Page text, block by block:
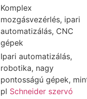
Komplex
mozgásvezérlés, ipari
automatizálás, CNC
gépek
Ipari automatizálás,
robotika, nagy
pontosságú gépek,
pl Schneider szervó